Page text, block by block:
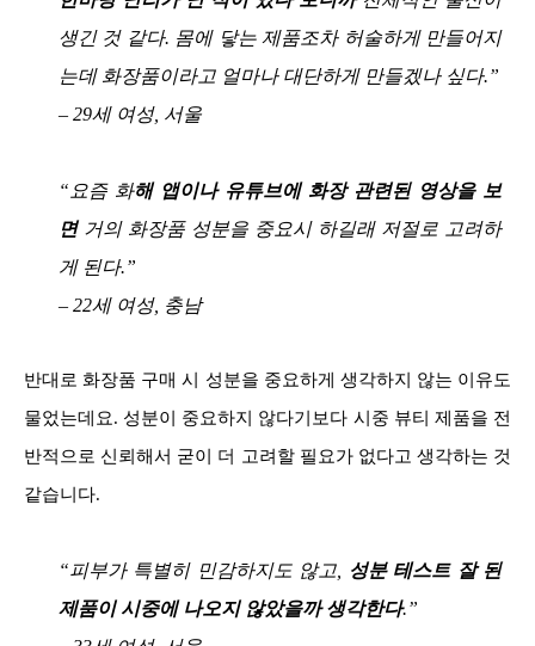
생긴 것 같다. 몸에 닿는 제품조차 허술하게 만들어지
는데 화장품이라고 얼마나 대단하게 만들겠나 싶다.”
– 29세 여성, 서울
“요즘 화해 앱이나 유튜브에 화장 관련된 영상을 보
면 거의 화장품 성분을 중요시 하길래 저절로 고려하
게 된다.”
– 22세 여성, 충남
반대로 화장품 구매 시 성분을 중요하게 생각하지 않는 이유도
물었는데요. 성분이 중요하지 않다기보다 시중 뷰티 제품을 전
반적으로 신뢰해서 굳이 더 고려할 필요가 없다고 생각하는 것
같습니다.
“피부가 특별히 민감하지도 않고,
성분 테스트 잘 된
제품이 시중에 나오지 않았을까 생각한다.”